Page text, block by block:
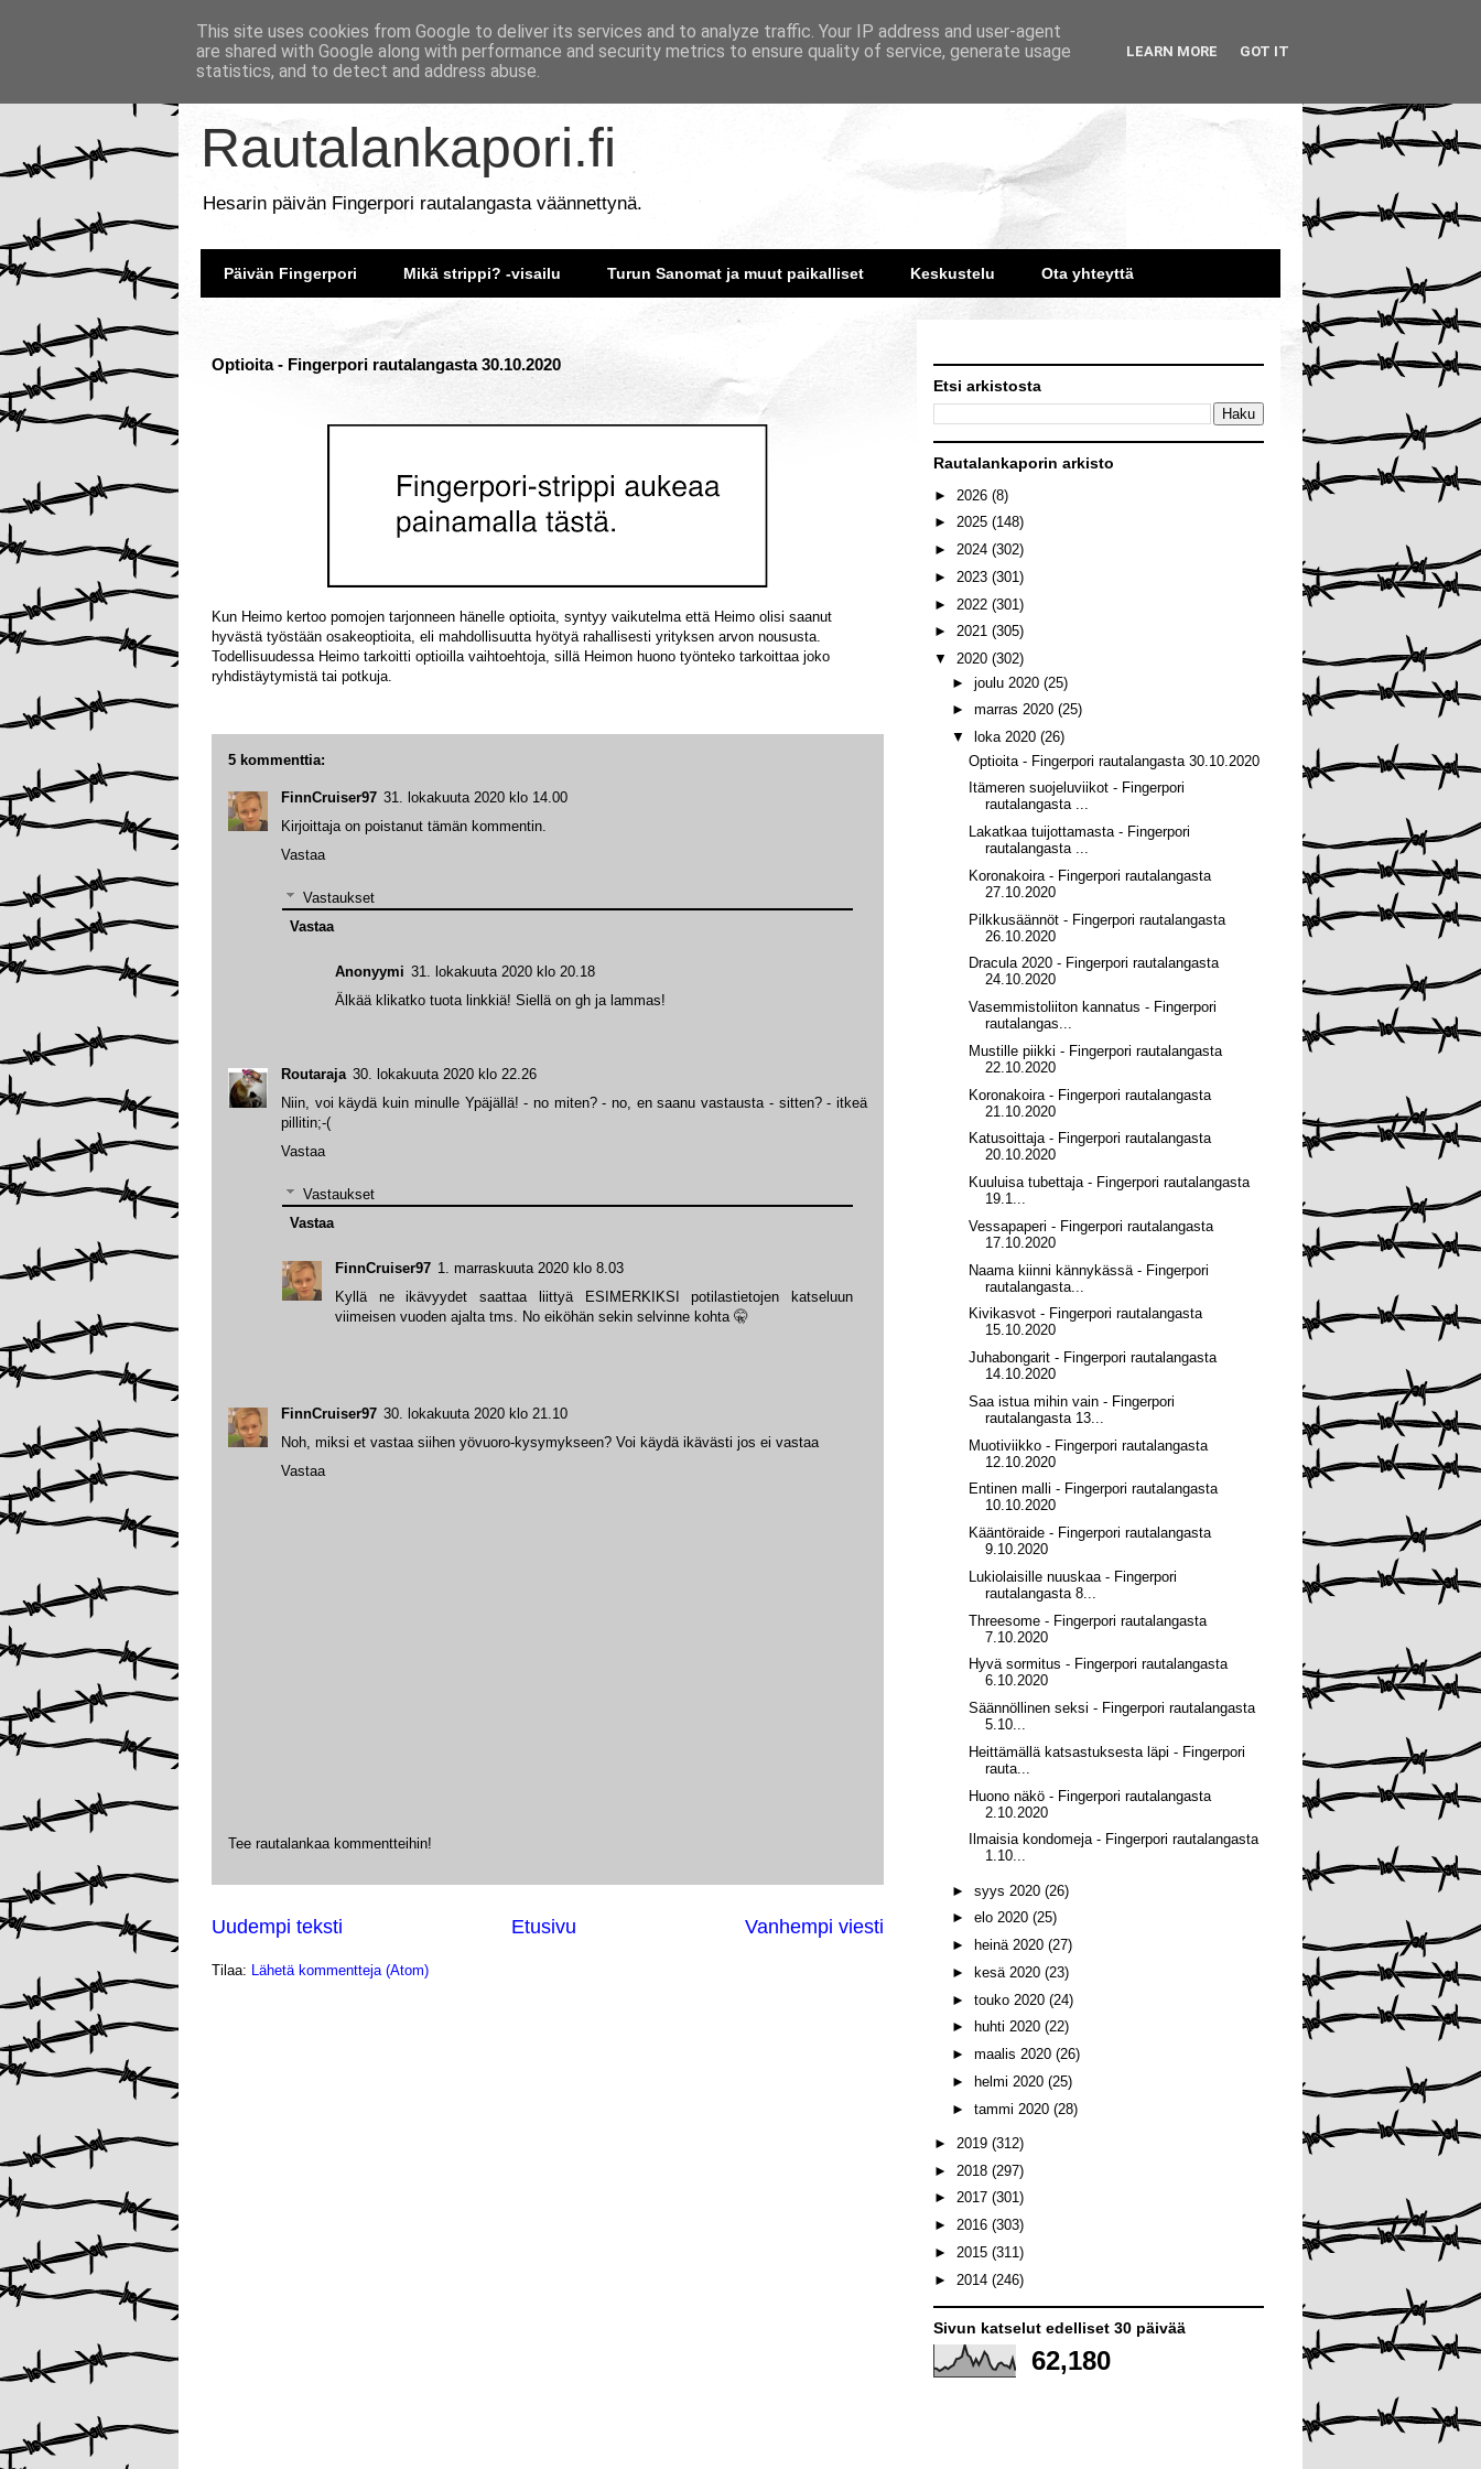
Rautalankapori.fi
Hesarin päivän Fingerpori rautalangasta väännettynä.
Päivän Fingerpori Mikä strippi? -visailu Turun Sanomat ja muut paikalliset Keskustelu Ota yhteyttä
Optioita - Fingerpori rautalangasta 30.10.2020
Kun Heimo kertoo pomojen tarjonneen hänelle optioita, syntyy vaikutelma että Heimo olisi saanut
hyvästä työstään osakeoptioita, eli mahdollisuutta hyötyä rahallisesti yrityksen arvon noususta.
Todellisuudessa Heimo tarkoitti optioilla vaihtoehtoja, sillä Heimon huono työnteko tarkoittaa joko
ryhdistäytymistä tai potkuja.
5 kommenttia:
FinnCruiser97 30. lokakuuta 2020 klo 21.10
Noh, miksi et vastaa siihen yövuoro-kysymykseen? Voi käydä ikävästi jos ei vastaa
Vastaa
Routaraja 30. lokakuuta 2020 klo 22.26
Niin, voi käydä kuin minulle Ypäjällä! - no miten? - no, en saanu vastausta - sitten? - itkeä
pillitin;-(
Vastaa
Vastaukset
FinnCruiser97 1. marraskuuta 2020 klo 8.03
Kyllä ne ikävyydet saattaa liittyä ESIMERKIKSI potilastietojen katseluun
viimeisen vuoden ajalta tms. No eiköhän sekin selvinne kohta 🤫
Vastaa
FinnCruiser97 31. lokakuuta 2020 klo 14.00
Kirjoittaja on poistanut tämän kommentin.
Vastaa
Vastaukset
Anonyymi 31. lokakuuta 2020 klo 20.18
Älkää klikatko tuota linkkiä! Siellä on gh ja lammas!
Vastaa
Tee rautalankaa kommentteihin!
Uudempi teksti Vanhempi viesti
Etusivu
Tilaa: Lähetä kommentteja (Atom)
Etsi arkistosta
Rautalankaporin arkisto
► 2026 (8)
► 2025 (148)
► 2024 (302)
► 2023 (301)
► 2022 (301)
► 2021 (305)
▼ 2020 (302)
► joulu 2020 (25)
► marras 2020 (25)
▼
loka 2020 (26)
Optioita - Fingerpori rautalangasta 30.10.2020
Itämeren suojeluviikot - Fingerpori
rautalangasta ...
Lakatkaa tuijottamasta - Fingerpori
rautalangasta ...
Koronakoira - Fingerpori rautalangasta
27.10.2020
Pilkkusäännöt - Fingerpori rautalangasta
26.10.2020
Dracula 2020 - Fingerpori rautalangasta
24.10.2020
Vasemmistoliiton kannatus - Fingerpori
rautalangas...
Mustille piikki - Fingerpori rautalangasta
22.10.2020
Koronakoira - Fingerpori rautalangasta
21.10.2020
Katusoittaja - Fingerpori rautalangasta
20.10.2020
Kuuluisa tubettaja - Fingerpori rautalangasta
19.1...
Vessapaperi - Fingerpori rautalangasta
17.10.2020
Naama kiinni kännykässä - Fingerpori
rautalangasta...
Kivikasvot - Fingerpori rautalangasta
15.10.2020
Juhabongarit - Fingerpori rautalangasta
14.10.2020
Saa istua mihin vain - Fingerpori
rautalangasta 13...
Muotiviikko - Fingerpori rautalangasta
12.10.2020
Entinen malli - Fingerpori rautalangasta
10.10.2020
Kääntöraide - Fingerpori rautalangasta
9.10.2020
Lukiolaisille nuuskaa - Fingerpori
rautalangasta 8...
Threesome - Fingerpori rautalangasta
7.10.2020
Hyvä sormitus - Fingerpori rautalangasta
6.10.2020
Säännöllinen seksi - Fingerpori rautalangasta
5.10...
Heittämällä katsastuksesta läpi - Fingerpori
rauta...
Huono näkö - Fingerpori rautalangasta
2.10.2020
Ilmaisia kondomeja - Fingerpori rautalangasta
1.10...
► syys 2020 (26)
► elo 2020 (25)
►
heinä 2020 (27)
►
kesä 2020 (23)
► touko 2020 (24)
►
huhti 2020 (22)
► maalis 2020 (26)
►
helmi 2020 (25)
► tammi 2020 (28)
► 2019 (312)
► 2018 (297)
► 2017 (301)
► 2016 (303)
► 2015 (311)
► 2014 (246)
Sivun katselut edelliset 30 päivää
62,180
This site uses cookies from Google to deliver its services and to analyze traffic. Your IP address and user-agent
are shared with Google along with performance and security metrics to ensure quality of service, generate usage
statistics, and to detect and address abuse.
LEARN MORE GOT IT